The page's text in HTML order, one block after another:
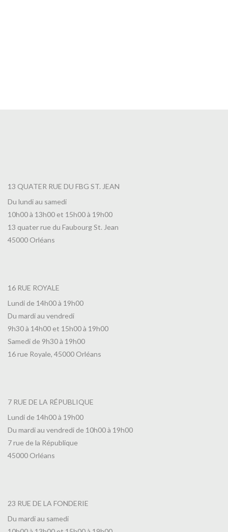
13 QUATER RUE DU FBG ST. JEAN
Du lundi au samedi
10h00 à 13h00 et 15h00 à 19h00
13 quater rue du Faubourg St. Jean
45000 Orléans
16 RUE ROYALE
Lundi de 14h00 à 19h00
Du mardi au vendredi
9h30 à 14h00 et 15h00 à 19h00
Samedi de 9h30 à 19h00
16 rue Royale, 45000 Orléans
7 RUE DE LA RÉPUBLIQUE
Lundi de 14h00 à 19h00
Du mardi au vendredi de 10h00 à 19h00
7 rue de la République
45000 Orléans
23 RUE DE LA FONDERIE
Du mardi au samedi